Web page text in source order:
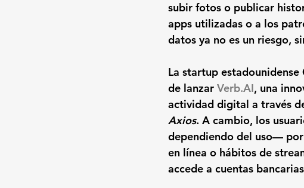
subir fotos o publicar
apps utilizadas o a los
datos ya no es un riesgo,
La startup estadounidense
de lanzar Verb.AI, una
actividad digital a través
Axios. A cambio, los
dependiendo del uso—
en línea o hábitos de
accede a cuentas